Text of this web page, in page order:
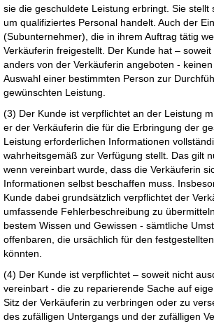
sie die geschuldete Leistung erbringt. Sie stellt
um qualifiziertes Personal handelt. Auch der
(Subunternehmer), die in ihrem Auftrag tätig
Verkäuferin freigestellt. Der Kunde hat –
anders von der Verkäuferin angeboten -
Auswahl einer bestimmten Person zur
gewünschten Leistung.
(3) Der Kunde ist verpflichtet an der Leistung
er der Verkäuferin die für die Erbringung der
Leistung erforderlichen Informationen
wahrheitsgemäß zur Verfügung stellt. Das gilt
wenn vereinbart wurde, dass die Verkäuferin
Informationen selbst beschaffen muss.
Kunde dabei grundsätzlich verpflichtet der
umfassende Fehlerbeschreibung zu
bestem Wissen und Gewissen - sämtliche
offenbaren, die ursächlich für den
könnten.
(4) Der Kunde ist verpflichtet – soweit nicht
vereinbart - die zu reparierende Sache auf
Sitz der Verkäuferin zu verbringen oder zu
des zufälligen Untergangs und der zufälligen